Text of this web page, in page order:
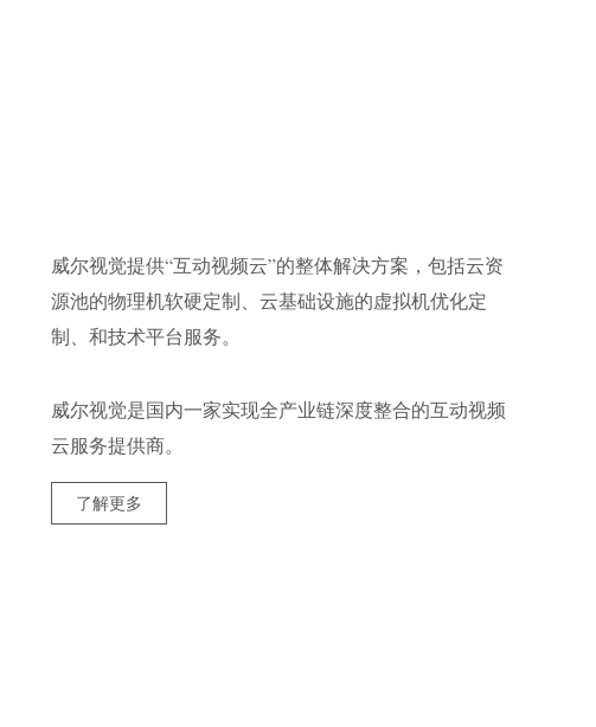
威尔视觉提供“互动视频云”的整体解决方案，包括云资
源池的物理机软硬定制、云基础设施的虚拟机优化定
制、和技术平台服务。
威尔视觉是国内一家实现全产业链深度整合的互动视频
云服务提供商。
了解更多